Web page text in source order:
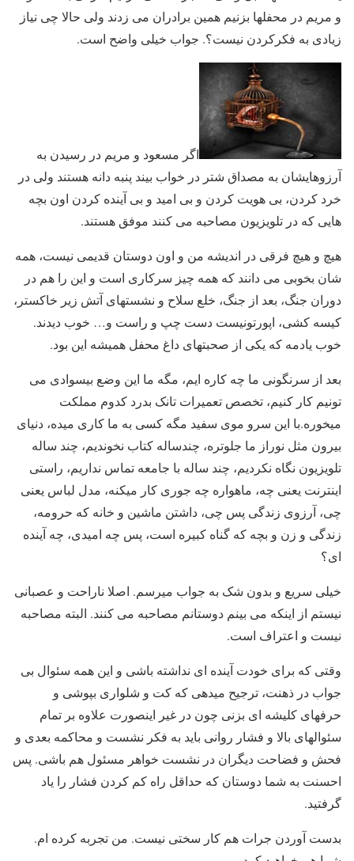
و مریم در محفلها بزنیم همین برادران می زدند ولی حالا چی نیاز
زیادی به فکرکردن نیست؟. جواب خیلی واضح است.
اگر مسعود و مریم در رسیدن به
آرزوهایشان به مصداق شتر در خواب بیند پنبه دانه هستند ولی در
خرد کردن، بی هویت کردن و بی امید و بی آینده کردن اون بچه
هایی که در تلویزیون مصاحبه می کنند موفق هستند.
هیچ و هیچ فرقی در اندیشه من و اون دوستان قدیمی نیست، همه
شان بخوبی می دانند که همه چیز سرکاری است و این را هم در
دوران جنگ، بعد از جنگ، خلع سلاح و نشستهای آتش زیر خاکستر،
کیسه کشی، اپورتونیست دست چپ و راست و… خوب دیدند.
خوب یادمه که یکی از صحبتهای داغ محفل همیشه این بود.
بعد از سرنگونی ما چه کاره ایم، مگه ما این وضع بیسوادی می
تونیم کار کنیم، تخصص تعمیرات تانک بدرد کدوم مملکت
میخوره.با این سرو موی سفید مگه کسی به ما کاری میده، دنیای
بیرون مثل نوراز ما جلوتره، چندساله کتاب نخوندیم، چند ساله
تلویزیون نگاه نکردیم، چند ساله با جامعه تماس نداریم، راستی
اینترنت یعنی چه، ماهواره چه جوری کار میکنه، مدل لباس یعنی
چی، آرزوی زندگی پس چی، داشتن ماشین و خانه که حرومه،
زندگی و زن و بچه که گناه کبیره است، پس چه امیدی، چه آینده
ای؟
خیلی سریع و بدون شک به جواب میرسم. اصلا ناراحت و عصبانی
نیستم از اینکه می بینم دوستانم مصاحبه می کنند. البته مصاحبه
نیست و اعتراف است.
وقتی که برای خودت آینده ای نداشته باشی و این همه سئوال بی
جواب در ذهنت، ترجیح میدهی که کت و شلواری بپوشی و
حرفهای کلیشه ای بزنی چون در غیر اینصورت علاوه بر تمام
سئوالهای بالا و فشار روانی باید به فکر نشست و محاکمه بعدی و
فحش و فضاحت دیگران در نشست خواهر مسئول هم باشی. پس
احسنت به شما دوستان که حداقل راه کم کردن فشار را یاد
گرفتید.
بدست آوردن جرات هم کار سختی نیست. من تجربه کرده ام.